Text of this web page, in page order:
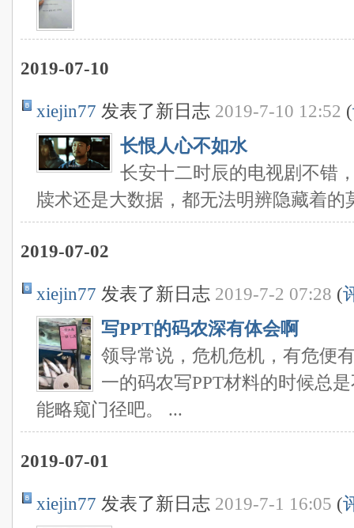
2019-07-10
xiejin77 发表了新日志 2019-7-10 12:52 (
长恨人心不如水
长安十二时辰的电视剧不错
牍术还是大数据，都无法明辨隐藏着
2019-07-02
xiejin77 发表了新日志 2019-7-2 07:28 (
写PPT的码农深有体会啊
领导常说，危机危机，有危便
一的码农写PPT材料的时候总
能略窥门径吧。 ...
2019-07-01
xiejin77 发表了新日志 2019-7-1 16:05 (